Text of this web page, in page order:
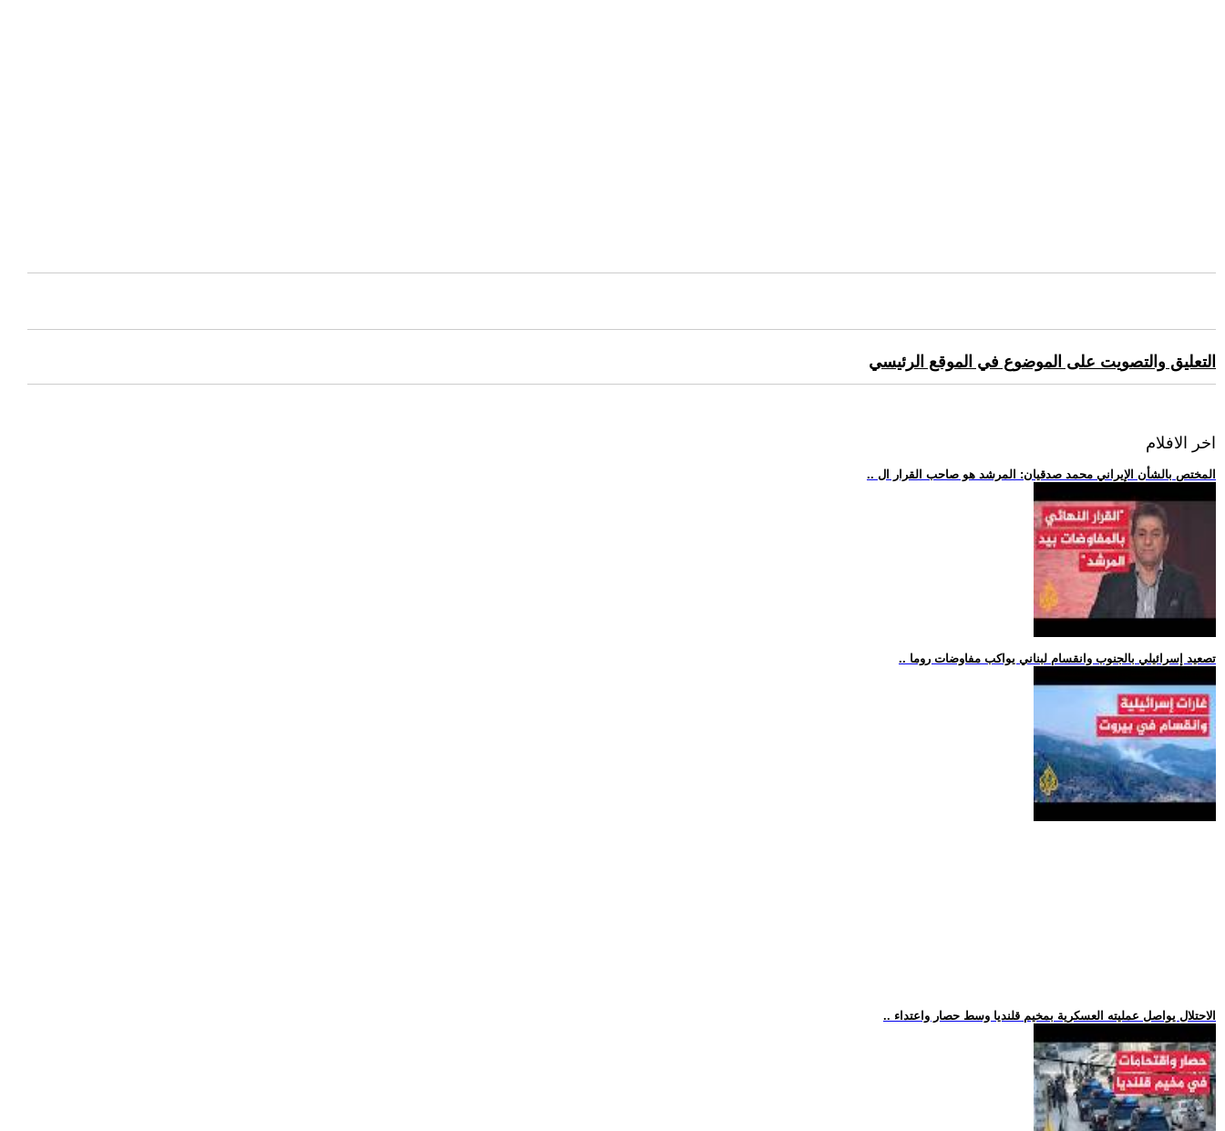
التعليق والتصويت على الموضوع في الموقع الرئيسي
اخر الافلام
.. المختص بالشأن الإيراني محمد صدقيان: المرشد هو صاحب القرار ال
.. تصعيد إسرائيلي بالجنوب وانقسام لبناني يواكب مفاوضات روما
.. الاحتلال يواصل عمليته العسكرية بمخيم قلنديا وسط حصار واعتداء